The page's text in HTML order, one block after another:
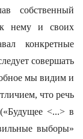
собственный
нему и своих
конкретные
совершать
мы видим и
что речь
<...> в
выборы»